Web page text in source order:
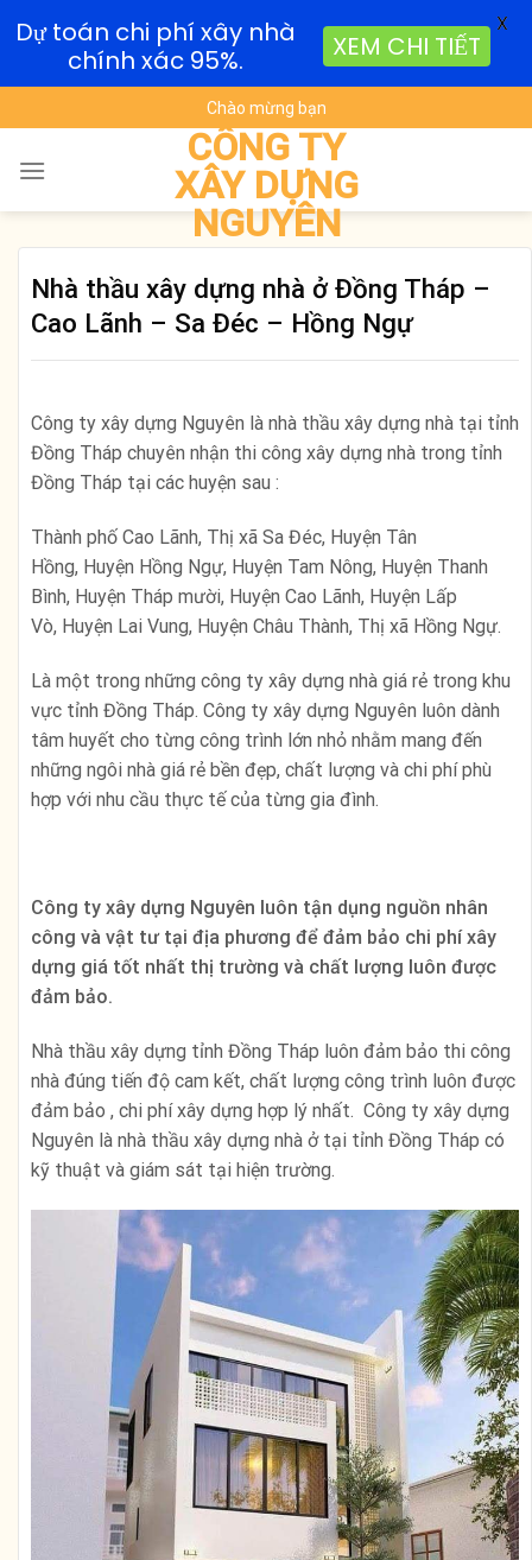
to
content
Chào mừng bạn
CÔNG TY
XÂY DỰNG
NGUYÊN
Nhà thầu xây dựng nhà ở Đồng Tháp –
Cao Lãnh – Sa Đéc – Hồng Ngự
Công ty xây dựng Nguyên là nhà thầu xây dựng nhà tại tỉnh
Đồng Tháp chuyên nhận thi công xây dựng nhà trong tỉnh
Đồng Tháp tại các huyện sau :
Thành phố Cao Lãnh, Thị xã Sa Đéc, Huyện Tân
Hồng, Huyện Hồng Ngự, Huyện Tam Nông, Huyện Thanh
Bình, Huyện Tháp mười, Huyện Cao Lãnh, Huyện Lấp
Vò, Huyện Lai Vung, Huyện Châu Thành, Thị xã Hồng Ngự.
Là một trong những công ty xây dựng nhà giá rẻ trong khu
vực tỉnh Đồng Tháp. Công ty xây dựng Nguyên luôn dành
tâm huyết cho từng công trình lớn nhỏ nhằm mang đến
những ngôi nhà giá rẻ bền đẹp, chất lượng và chi phí phù
hợp với nhu cầu thực tế của từng gia đình.
Công ty xây dựng Nguyên luôn tận dụng nguồn nhân
công và vật tư tại địa phương để đảm bảo chi phí xây
dựng giá tốt nhất thị trường và chất lượng luôn được
đảm bảo.
Nhà thầu xây dựng tỉnh Đồng Tháp luôn đảm bảo thi công
nhà đúng tiến độ cam kết, chất lượng công trình luôn được
đảm bảo , chi phí xây dựng hợp lý nhất. Công ty xây dựng
Nguyên là nhà thầu xây dựng nhà ở tại tỉnh Đồng Tháp có
kỹ thuật và giám sát tại hiện trường.
Dự toán chi phí xây nhà
chính xác 95%.
XEM CHI TIẾT
X